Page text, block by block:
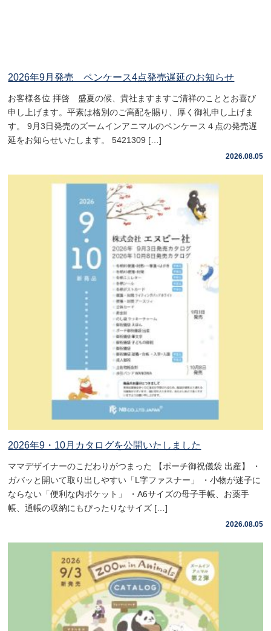
2026年9月発売 ペンケース4点発売遅延のお知らせ
お客様各位 拝啓 盛夏の候、貴社ますますご清祥のこととお喜び
申し上げます。平素は格別のご高配を賜り、厚く御礼申し上げま
す。 9月3日発売のズームインアニマルのペンケース４点の発売遅
延をお知らせいたします。 5421309 […]
2026.08.05
2026年9・10月カタログを公開いたしました
ママデザイナーのこだわりがつまった 【ポーチ御祝儀袋 出産】 ・
ガバッと開いて取り出しやすい「L字ファスナー」 ・小物が迷子に
ならない「便利な内ポケット」 ・A6サイズの母子手帳、お薬手
帳、通帳の収納にもぴったりなサイズ […]
2026.08.05